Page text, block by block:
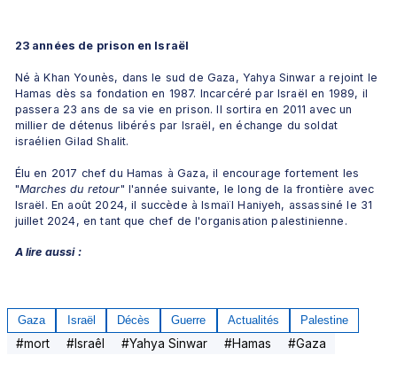
23 années de prison en Israël
Né à Khan Younès, dans le sud de Gaza, Yahya Sinwar a rejoint le
Hamas dès sa fondation en 1987. Incarcéré par Israël en 1989, il
passera 23 ans de sa vie en prison. Il sortira en 2011 avec un
millier de détenus libérés par Israël, en échange du soldat
israélien Gilad Shalit.
Élu en 2017 chef du Hamas à Gaza, il encourage fortement les
"Marches du retour" l'année suivante, le long de la frontière avec
Israël. En août 2024, il succède à Ismaïl Haniyeh, assassiné le 31
juillet 2024, en tant que chef de l'organisation palestinienne.
A lire aussi :
Gaza Israël Décès Guerre Actualités Palestine
#mort #Israêl #Yahya Sinwar #Hamas #Gaza